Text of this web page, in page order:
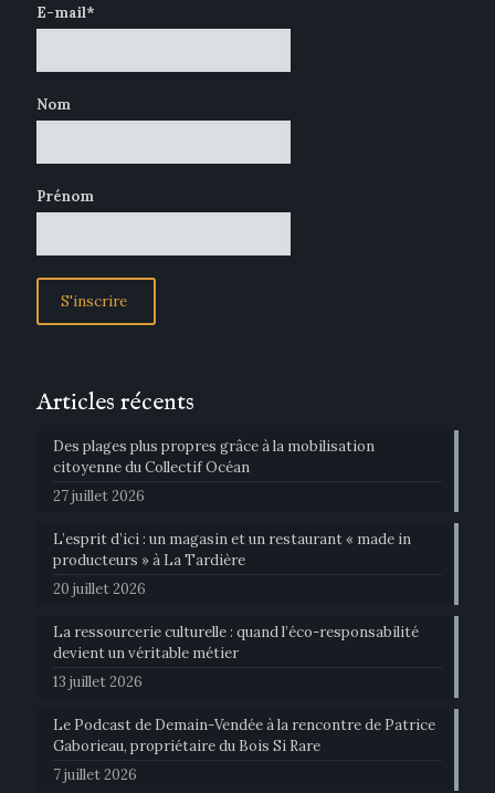
E-mail*
Nom
Prénom
Articles récents
Des plages plus propres grâce à la mobilisation
citoyenne du Collectif Océan
27 juillet 2026
L’esprit d’ici : un magasin et un restaurant « made in
producteurs » à La Tardière
20 juillet 2026
La ressourcerie culturelle : quand l’éco-responsabilité
devient un véritable métier
13 juillet 2026
Le Podcast de Demain-Vendée à la rencontre de Patrice
Gaborieau, propriétaire du Bois Si Rare
7 juillet 2026